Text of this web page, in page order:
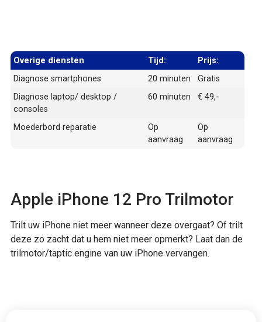
Overige diensten Tijd:
Prijs:
Diagnose smartphones
20 minuten
Gratis
Diagnose laptop/ desktop /
consoles
60 minuten € 49,-
Moederbord reparatie
Op
aanvraag
Op
aanvraag
Apple iPhone 12 Pro Trilmotor
Trilt uw iPhone niet meer wanneer deze overgaat? Of trilt
deze zo zacht dat u hem niet meer opmerkt? Laat dan de
trilmotor/taptic engine van uw iPhone vervangen.